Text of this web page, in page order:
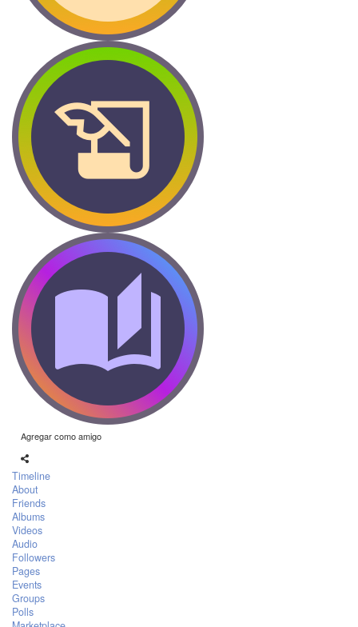
Agregar como amigo
Timeline
About
Friends
Albums
Videos
Audio
Followers
Pages
Events
Groups
Polls